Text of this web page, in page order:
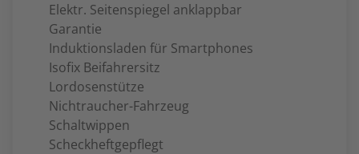
Elektr. Seitenspiegel anklappbar
Garantie
Induktionsladen für Smartphones
Isofix Beifahrersitz
Lordosenstütze
Nichtraucher-Fahrzeug
Schaltwippen
Scheckheftgepflegt